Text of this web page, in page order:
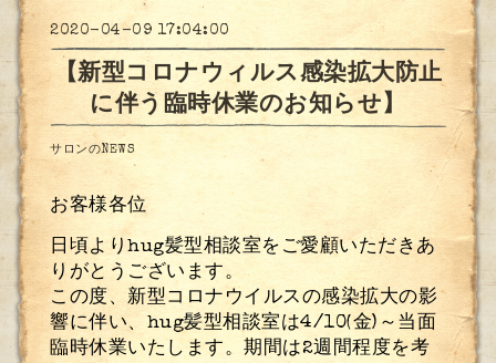
2020-04-09 17:04:00
【新型コロナウィルス感染拡大防止
に伴う臨時休業のお知らせ】
サロンのNEWS
お客様各位
日頃よりhug髪型相談室をご愛顧いただきあ
りがとうございます。
この度、新型コロナウイルスの感染拡大の影
響に伴い、 hug髪型相談室は4/10(金) ～当面
臨時休業いたします。期間は2週間程度を考